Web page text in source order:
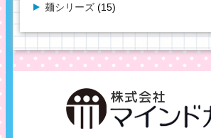
麺シリーズ (15)